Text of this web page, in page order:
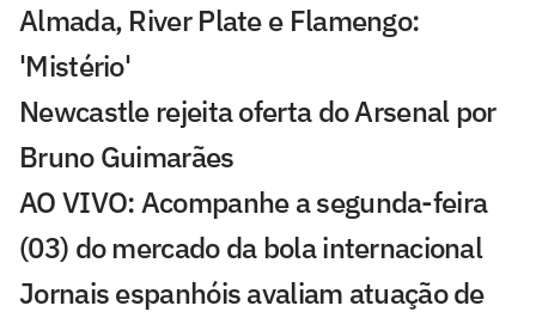
Almada, River Plate e Flamengo:
'Mistério'
Newcastle rejeita oferta do Arsenal por
Bruno Guimarães
AO VIVO: Acompanhe a segunda-feira
(03) do mercado da bola internacional
Jornais espanhóis avaliam atuação de